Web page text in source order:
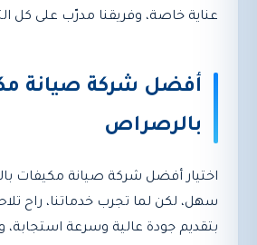
عناية خاصة، وفريقنا مدرّب على كل
أفضل شركة صيانة
بالرصراص
اختيار أفضل شركة صيانة مكيفات
سهل، لكن لما تجرب خدماتنا، راح
بتقديم جودة عالية وسرعة